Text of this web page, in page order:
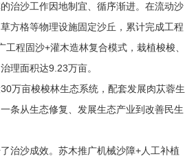
沙工作因地制宜、循序渐进。在流动沙
方格等物理设施固定沙丘，累计完成工程
工程固沙+灌木造林复合模式，栽植梭梭、
理面积达9.23万亩。
亩梭梭林生态系统，配套发展肉苁蓉生
条从生态修复、发展生态产业到改善民生
沙成效。苏木推广机械沙障+人工补植